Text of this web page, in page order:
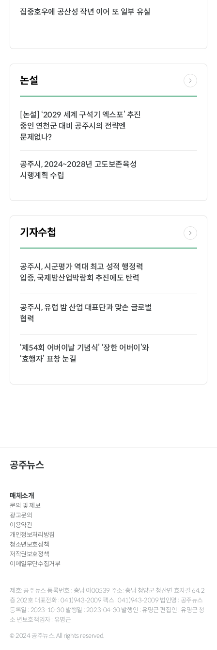
집중호우에 공산성 작년 이어 또 일부 유실
논설
[논설] ‘2029 세계 구석기 엑스포’ 추진
중인 연천군 대비 공주시의 전략엔
문제없나?
공주시, 2024~2028년 고도보존육성
시행계획 수립
기자수첩
공주시, 시군평가 역대 최고 성적 행정력
입증, 국제밤산업박람회 추진에도 탄력
공주시, 유럽 밤 산업 대표단과 맞손 글로벌
협력
‘제54회 어버이날 기념식’ ‘장한 어버이’와
‘효행자’ 표창 눈길
공주뉴스
매체소개
문의 및 제보
광고문의
이용약관
개인정보처리방침
청소년보호정책
저작권보호정책
이메일무단수집거부
제호: 공주뉴스 등록번호 : 충남 아00539 주소: 충남 청양군 청산면 효자길 64, 2
층 202호 대표전화 : 041)943-2009 팩스 : 041)943-2009 법인명 : 공주뉴스
등록일 : 2023-10-30 발행일 : 2023-04-30 발행인 : 유명근 편집인 : 유명근 청
소 년보호책임자 : 유명근
© 2024 공주뉴스. All rights reserved.